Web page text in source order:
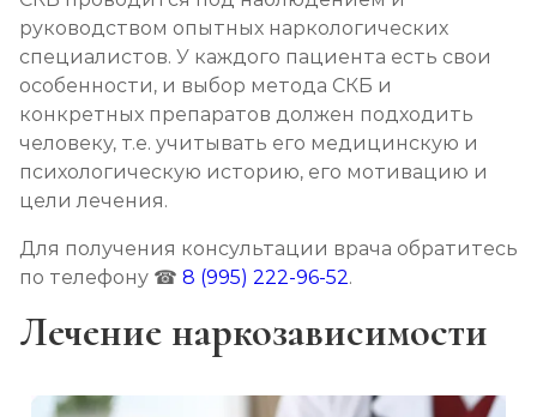
руководством опытных наркологических
специалистов. У каждого пациента есть свои
особенности, и выбор метода СКБ и
конкретных препаратов должен подходить
человеку, т.е. учитывать его медицинскую и
психологическую историю, его мотивацию и
цели лечения.
Для получения консультации врача обратитесь
по телефону ☎ 8 (995) 222-96-52.
Лечение наркозависимости